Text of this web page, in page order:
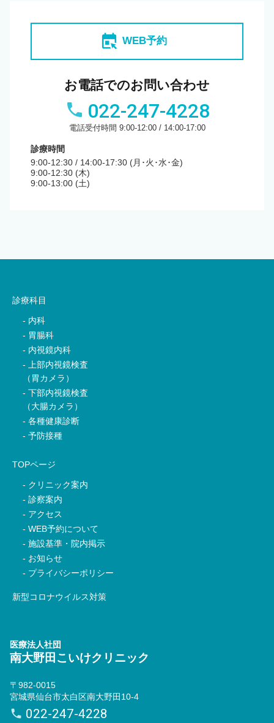
book_online WEB予約
お電話でのお問い合わせ
022-247-4228
電話受付時間 9:00-12:00 / 14:00-17:00
診療時間
9:00-12:30 / 14:00-17:30 (月･火･水･金)
9:00-12:30 (木)
9:00-13:00 (土)
医療法人社団
南大野田こいけクリニック
〒982-0015
宮城県仙台市太白区南大野田10-4
022-247-4228
TOPページ
クリニック案内
診察案内
アクセス
WEB予約について
施設基準・院内掲示
お知らせ
プライバシーポリシー
新型コロナウイルス対策
診療科目
内科
胃腸科
内視鏡内科
上部内視鏡検査
（胃カメラ）
下部内視鏡検査
（大腸カメラ）
各種健康診断
予防接種